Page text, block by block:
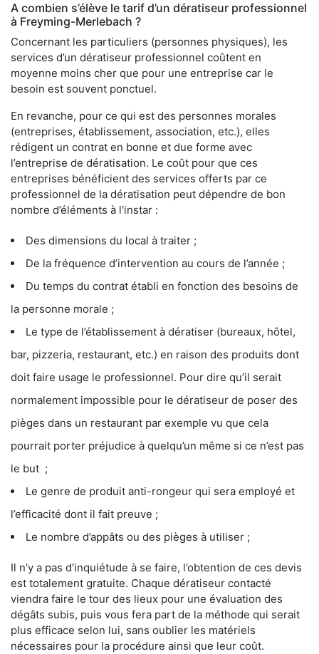
A combien s’élève le tarif d’un dératiseur professionnel
à Freyming-Merlebach ?
Concernant les particuliers (personnes physiques), les
services d’un dératiseur professionnel coûtent en
moyenne moins cher que pour une entreprise car le
besoin est souvent ponctuel.
En revanche, pour ce qui est des personnes morales
(entreprises, établissement, association, etc.), elles
rédigent un contrat en bonne et due forme avec
l’entreprise de dératisation. Le coût pour que ces
entreprises bénéficient des services offerts par ce
professionnel de la dératisation peut dépendre de bon
nombre d’éléments à l'instar :
Des dimensions du local à traiter ;
De la fréquence d’intervention au cours de l’année ;
Du temps du contrat établi en fonction des besoins de
la personne morale ;
Le type de l’établissement à dératiser (bureaux, hôtel,
bar, pizzeria, restaurant, etc.) en raison des produits dont
doit faire usage le professionnel. Pour dire qu’il serait
normalement impossible pour le dératiseur de poser des
pièges dans un restaurant par exemple vu que cela
pourrait porter préjudice à quelqu’un même si ce n’est pas
le but ;
Le genre de produit anti-rongeur qui sera employé et
l’efficacité dont il fait preuve ;
Le nombre d’appâts ou des pièges à utiliser ;
Il n’y a pas d’inquiétude à se faire, l’obtention de ces devis
est totalement gratuite. Chaque dératiseur contacté
viendra faire le tour des lieux pour une évaluation des
dégâts subis, puis vous fera part de la méthode qui serait
plus efficace selon lui, sans oublier les matériels
nécessaires pour la procédure ainsi que leur coût.